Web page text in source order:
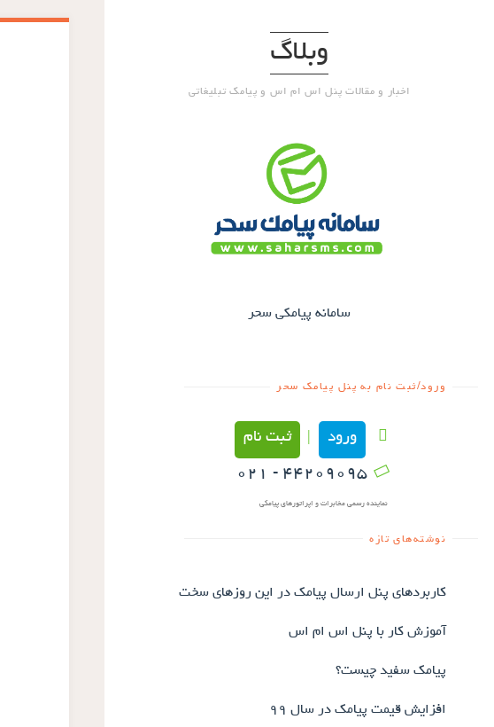
وبلاگ
اخبار و مقالات پنل اس ام اس و پیامک تبلیغاتی
سامانه پیامکی سحر
ورود/ثبت نام به پنل پیامک سحر
ورود ثبت نام
۴۴۲۰۹۰۹۵ - ۰۲۱
نماینده رسمی مخابرات و اپراتورهای پیامکی
نوشته‌های تازه
کاربردهای پنل ارسال پیامک در این روزهای سخت
آموزش کار با پنل اس ام اس
پیامک سفید چیست؟
افزایش قیمت پیامک در سال ۹۹